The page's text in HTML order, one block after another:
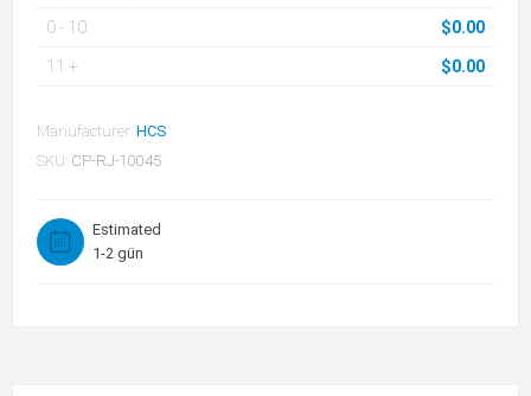
0- 10 $0.00
11 + $0.00
Manufacturer: HCS
SKU: CP-RJ-10045
Estimated
1-2 gün